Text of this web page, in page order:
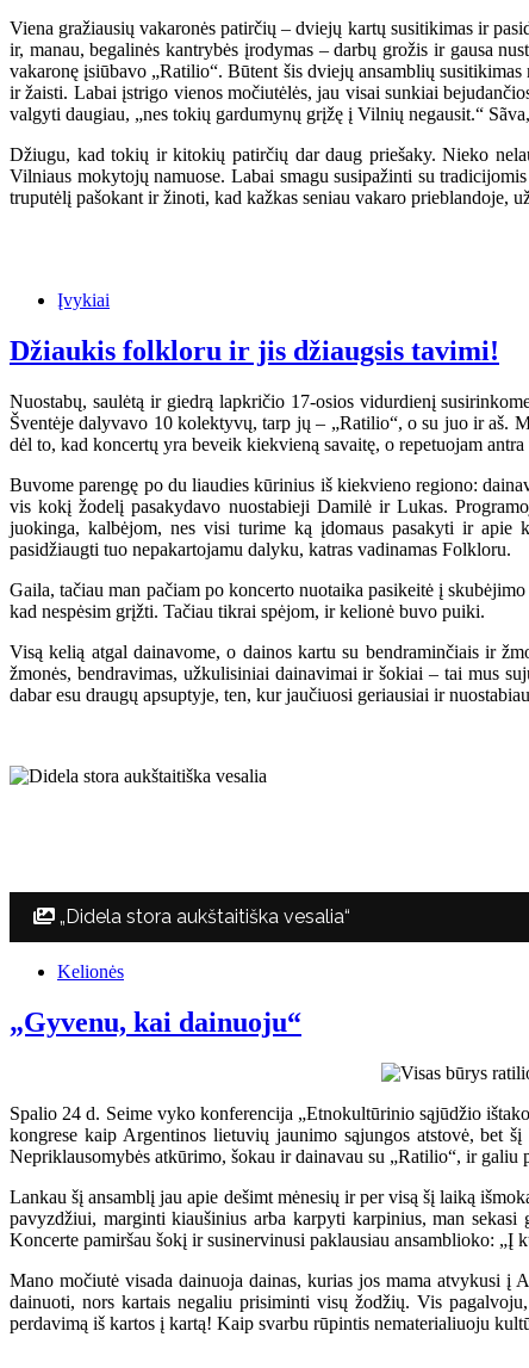
Viena gražiausių vakaronės patirčių – dviejų kartų susitikimas ir
ir, manau, begalinės kantrybės įrodymas – darbų grožis ir gausa
vakaronę įsiūbavo „Ratilio“. Būtent šis dviejų ansamblių
ir žaisti. Labai įstrigo vienos močiutėlės, jau visai sunkiai
valgyti daugiau, „nes tokių gardumynų grįžę į Vilnių negausit.“
Džiugu, kad tokių ir kitokių patirčių dar daug priešaky. Nieko
Vilniaus mokytojų namuose. Labai smagu susipažinti su
truputėlį pašokant ir žinoti, kad kažkas seniau vakaro prieblandoje,
Įvykiai
Džiaukis folkloru ir jis džiaugsis tavimi!
Nuostabų, saulėtą ir giedrą lapkričio 17-osios vidurdienį
Šventėje dalyvavo 10 kolektyvų, tarp jų – „Ratilio“, o su juo ir aš.
dėl to, kad koncertų yra beveik kiekvieną savaitę, o repetuojam antra
Buvome parengę po du liaudies kūrinius iš kiekvieno regiono:
vis kokį žodelį pasakydavo nuostabieji Damilė ir Lukas.
juokinga, kalbėjom, nes visi turime ką įdomaus pasakyti ir apie
pasidžiaugti tuo nepakartojamu dalyku, katras vadinamas Folkloru.
Gaila, tačiau man pačiam po koncerto nuotaika pasikeitė į
kad nespėsim grįžti. Tačiau tikrai spėjom, ir kelionė buvo puiki.
Visą kelią atgal dainavome, o dainos kartu su bendraminčiais ir
žmonės, bendravimas, užkulisiniai dainavimai ir šokiai – tai mus
dabar esu draugų apsuptyje, ten, kur jaučiuosi geriausiai ir
„Didela stora aukštaitiška vesalia“
Kelionės
„Gyvenu, kai dainuoju“
Spalio 24 d. Seime vyko konferencija „Etnokultūrinio sąjūdžio
kongrese kaip Argentinos lietuvių jaunimo sąjungos atstovė, bet
Nepriklausomybės atkūrimo, šokau ir dainavau su „Ratilio“, ir galiu
Lankau šį ansamblį jau apie dešimt mėnesių ir per visą šį laiką
pavyzdžiui, marginti kiaušinius arba karpyti karpinius, man
Koncerte pamiršau šokį ir susinervinusi paklausiau ansamblioko: „Į
Mano močiutė visada dainuoja dainas, kurias jos mama atvykusi į
dainuoti, nors kartais negaliu prisiminti visų žodžių. Vis
perdavimą iš kartos į kartą! Kaip svarbu rūpintis nematerialiuoju